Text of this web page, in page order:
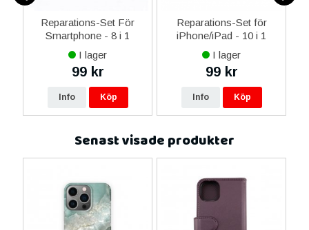
Reparations-Set För
Smartphone - 8 i 1
I lager
99 kr
Info Köp
Reparations-Set för
iPhone/iPad - 10 i 1
I lager
99 kr
Info Köp
Senast visade produkter